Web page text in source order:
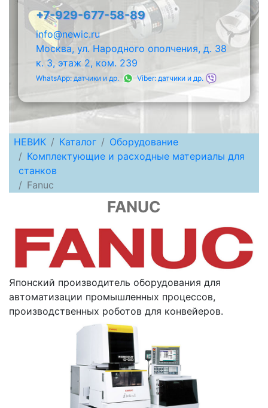
+7-929-677-58-89
info@newic.ru
Москва, ул. Народного ополчения, д. 38
к. 3, этаж 2, ком. 239
WhatsApp: датчики и др. Viber: датчики и др.
НЕВИК Каталог
Оборудование
Комплектующие и расходные материалы для
станков
Fanuc
FANUC
Японский производитель оборудования для
автоматизации промышленных процессов,
производственных роботов для конвейеров.